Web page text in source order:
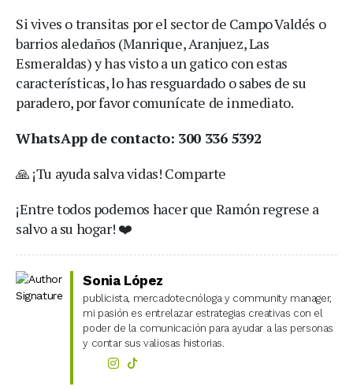
Si vives o transitas por el sector de Campo Valdés o
barrios aledaños (Manrique, Aranjuez, Las
Esmeraldas) y has visto a un gatico con estas
características, lo has resguardado o sabes de su
paradero, por favor comunícate de inmediato.
WhatsApp de contacto: 300 336 5392
🙏 ¡Tu ayuda salva vidas! Comparte
¡Entre todos podemos hacer que Ramón regrese a
salvo a su hogar! ❤️
Sonia López
publicista, mercadotecnóloga y community manager,
mi pasión es entrelazar estrategias creativas con el
poder de la comunicación para ayudar a las personas
y contar sus valiosas historias.